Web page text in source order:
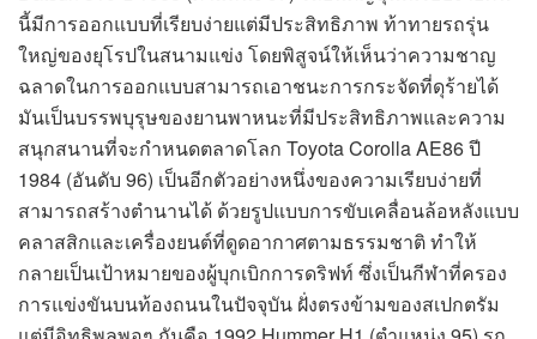
นี้มีการออกแบบที่เรียบง่ายแต่มีประสิทธิภาพ ท้าทายรถรุ่น
ใหญ่ของยุโรปในสนามแข่ง โดยพิสูจน์ให้เห็นว่าความชาญ
ฉลาดในการออกแบบสามารถเอาชนะการกระจัดที่ดุร้ายได้
มันเป็นบรรพบุรุษของยานพาหนะที่มีประสิทธิภาพและความ
สนุกสนานที่จะกำหนดตลาดโลก Toyota Corolla AE86 ปี
1984 (อันดับ 96) เป็นอีกตัวอย่างหนึ่งของความเรียบง่ายที่
สามารถสร้างตำนานได้ ด้วยรูปแบบการขับเคลื่อนล้อหลังแบบ
คลาสสิกและเครื่องยนต์ที่ดูดอากาศตามธรรมชาติ ทำให้
กลายเป็นเป้าหมายของผู้บุกเบิกการดริฟท์ ซึ่งเป็นกีฬาที่ครอง
การแข่งขันบนท้องถนนในปัจจุบัน ฝั่งตรงข้ามของสเปกตรัม